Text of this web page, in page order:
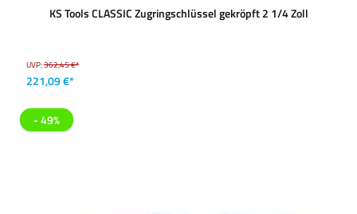
KS Tools CLASSIC Zugringschlüssel gekröpft 2 1/4 Zoll
UVP:362,45 €*
221,09 €*
- 49%